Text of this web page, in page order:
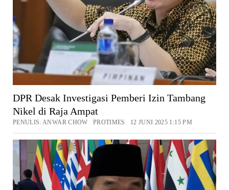
DPR Desak Investigasi Pemberi Izin Tambang
Nikel di Raja Ampat
PENULIS: ANWAR CHOW PROTIMES 12 JUNI 2025 1:15 PM